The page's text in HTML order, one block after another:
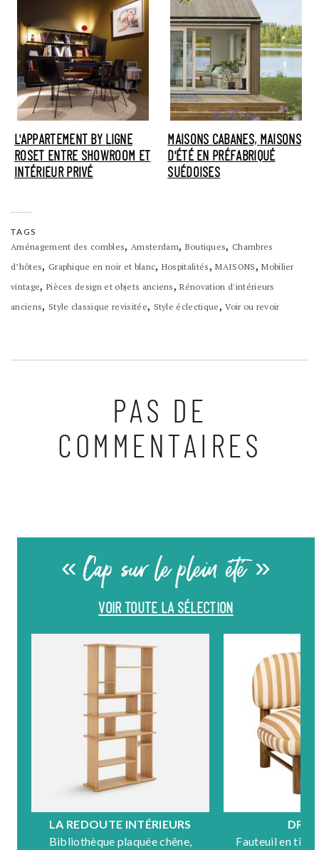
L'APPARTEMENT BY LIGNE
ROSET ENTRE SHOWROOM ET
INTÉRIEUR PRIVÉ
MAISONS CABANES, MAISONS
D'ÉTÉ EN PRÉFABRIQUÉ
SUÉDOISES
TAGS
Aménagement des combles,Amsterdam, Boutiques, Chambres
d’hôtes, Graphique en noir et blanc, Hospitalités,MAISONS,Mobilier
vintage, Pièces design et objets anciens,Rénovation d'intérieurs
anciens, Style classique revisitée, Style éclectique,Voir ou revoir
PAS DE
COMMENTAIRES
« Cap sur le plein été »
VOIR TOUTE LA SÉLECTION
LA REDOUTE INTÉRIEURS
Bibliothèque plaquée chêne,
Fauteuil en